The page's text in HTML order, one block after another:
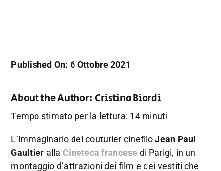
Published On: 6 Ottobre 2021
About the Author: Cristina Biordi
Tempo stimato per la lettura: 14 minuti
L’immaginario del couturier cinefiloJean Paul
Gaultier alla Cineteca francese di Parigi, in un
montaggio d’attrazioni dei film e dei vestiti che